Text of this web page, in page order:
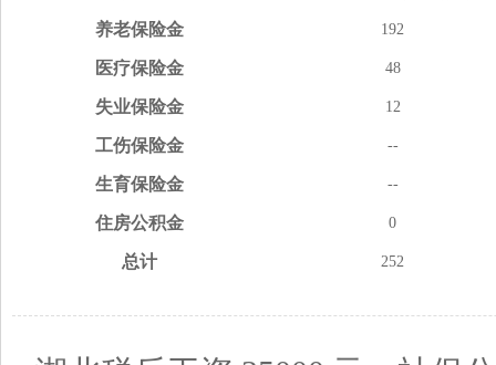
养老保险金 192
医疗保险金 48
失业保险金 12
工伤保险金 --
生育保险金 --
住房公积金 0
总计 252